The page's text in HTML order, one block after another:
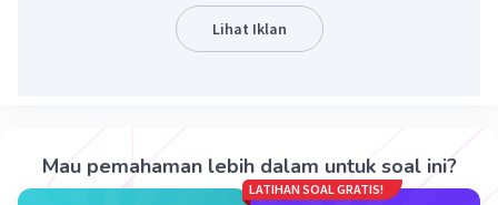
Iklan
Level 65
3x = 2x - 15
3x - 2x = -15
Lihat Iklan
Mau pemahaman lebih dalam untuk soal ini?
LATIHAN SOAL GRATIS!